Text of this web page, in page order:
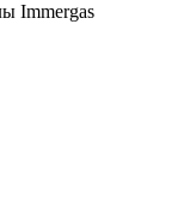
Immergas